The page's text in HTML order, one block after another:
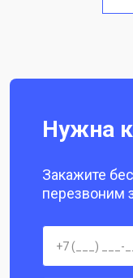
Замена кнопки
Ремонт динамика
Нужна
Закажите
перезвоним